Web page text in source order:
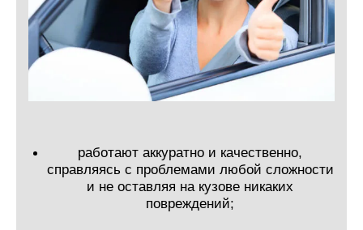
работают аккуратно и качественно,
справляясь с проблемами любой сложности
и не оставляя на кузове никаких
повреждений;